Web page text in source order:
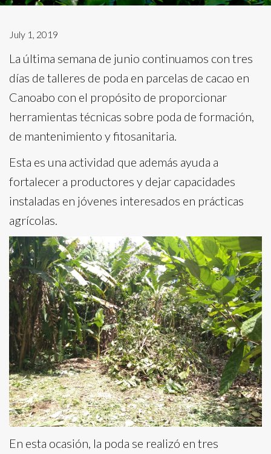
July 1, 2019
La última semana de junio continuamos con tres
días de talleres de poda en parcelas de cacao en
Canoabo con el propósito de proporcionar
herramientas técnicas sobre poda de formación,
de mantenimiento y fitosanitaria.
Esta es una actividad que además ayuda a
fortalecer a productores y dejar capacidades
instaladas en jóvenes interesados en prácticas
agrícolas.
En esta ocasión, la poda se realizó en tres